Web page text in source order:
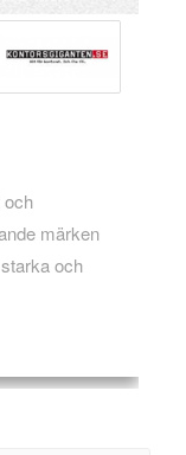
och
märken
och